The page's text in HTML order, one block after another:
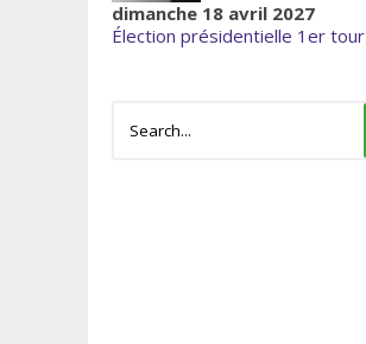
dimanche 18 avril 2027
Élection présidentielle 1er tour